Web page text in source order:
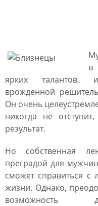
в
ярких талантов,
врожденной
Он очень
никогда не
результат.
Но собственная
преградой для
сможет справиться с
жизни. Однако,
возможность